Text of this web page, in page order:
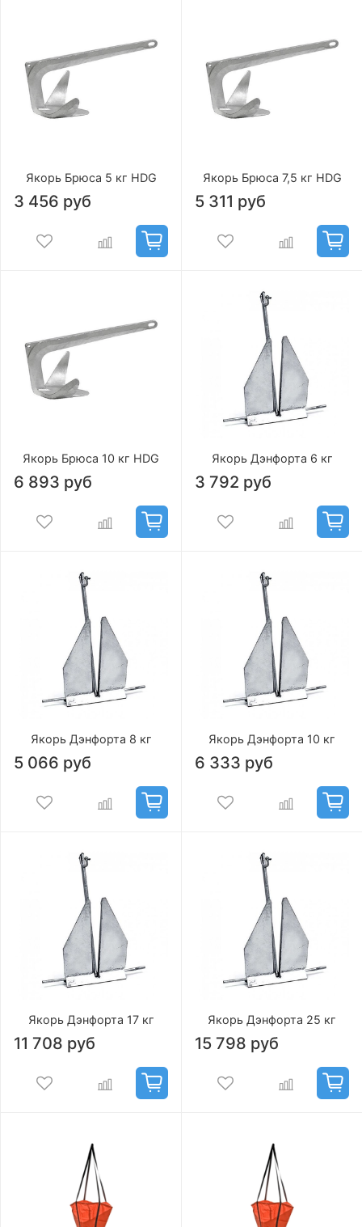
Якорь Брюса 5 кг HDG
3 456 руб
Якорь Брюса 7,5 кг HDG
5 311 руб
Якорь Брюса 10 кг HDG
6 893 руб
Якорь Дэнфорта 6 кг
3 792 руб
Якорь Дэнфорта 8 кг
5 066 руб
Якорь Дэнфорта 10 кг
6 333 руб
Якорь Дэнфорта 17 кг
11 708 руб
Якорь Дэнфорта 25 кг
15 798 руб